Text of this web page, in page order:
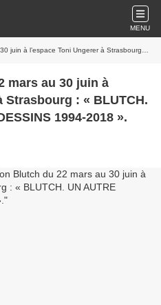
MENU
à Strasbourg : « BLUTCH. UN AUTRE PAYSAGE. DESSINS 1994-2018 ».
mars au 30 juin à
Strasbourg : « BLUTCH.
1994-2018 ».